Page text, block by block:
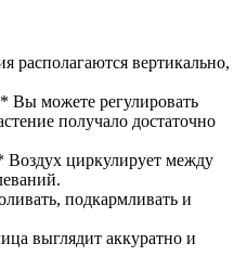
располагаются вертикально,
можете регулировать
получало достаточно
циркулирует между
подкармливать и
выглядит аккуратно и